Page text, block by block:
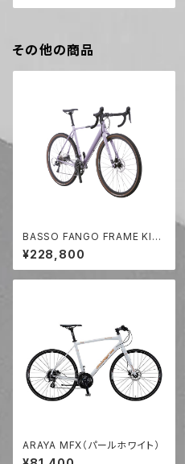
その他の商品
BASSO FANGO FRAME KIT
（SLIVER）
¥228,800
ARAYA MFX（パールホワイト）